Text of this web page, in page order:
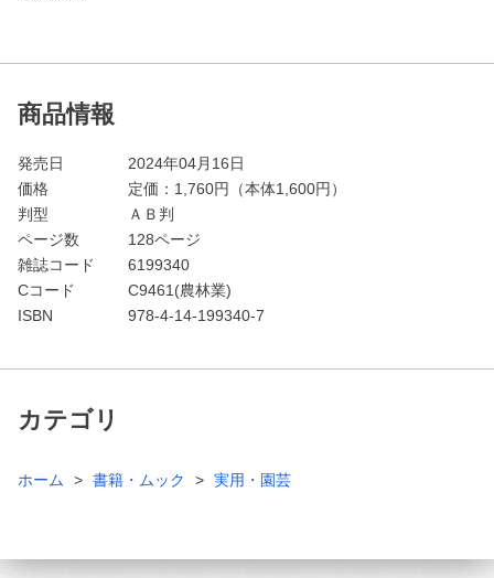
商品情報
発売日
2024年04月16日
価格
定価： 1,760円（本体1,600円）
判型
ＡＢ判
ページ数
128ページ
雑誌コード
6199340
Cコード
C9461(農林業)
ISBN
978-4-14-199340-7
カテゴリ
ホーム 書籍・ムック 実用・園芸